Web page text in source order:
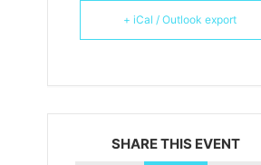
+ iCal / Outlook export
SHARE THIS EVENT